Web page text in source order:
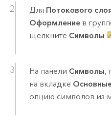
Для Потокового
Оформлениев
щелкните Символы
На панели Символы,
на вкладке
опцию символов из